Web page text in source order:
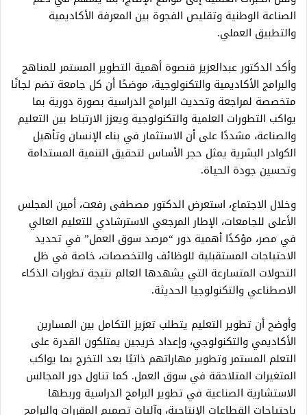
الصناعة الوطنية وتقليص الفجوة بين المعرفة الأكاديمية
والتطبيق العملي.
وأكد الدكتور عبدالعزيز قنصوة أهمية التطوير المستمر للمناهج
والبرامج الأكاديمية والتكنولوجية، موضحًا أن كل جامعة تضم لجانًا
متخصصة لمراجعة وتحديث البرامج الدراسية بصورة دورية بما
يواكب التطورات العلمية والتكنولوجية ويعزز الارتباط بين التعليم
والصناعة، مشددًا على أن الاستثمار في بناء الإنسان وتأهيل
الكوادر البشرية يمثل حجر الأساس لتحقيق التنمية المستدامة
وتحسين جودة الحياة.
وخلال الاجتماع، استعرض الدكتور مصطفى رفعت، أمين المجلس
الأعلى للجامعات، الإطار المرجعي الاسترشادي للتعليم العالي
في مصر، مؤكدًا أهمية دور “مرصد سوق العمل” في تحديد
الاحتياجات المستقبلية للوظائف والتخصصات، خاصة في ظل
التحولات المتسارعة التي يشهدها العالم نتيجة تطورات الذكاء
الاصطناعي والتكنولوجيا الحديثة.
وأوضح أن تطوير التعليم يتطلب تعزيز التكامل بين المسارين
الأكاديمي والتكنولوجي، وإعداد خريجين يمتلكون القدرة على
التعلم المستمر وتطوير مهاراتهم ذاتيًا بعد التخرج بما يواكب
المتغيرات المتلاحقة في سوق العمل. كما تناول دور المجالس
الاستشارية الصناعية في تطوير البرامج الدراسية وربطها
باحتياجات القطاعات الإنتاجية، وآليات تصميم المقررات والبرامج